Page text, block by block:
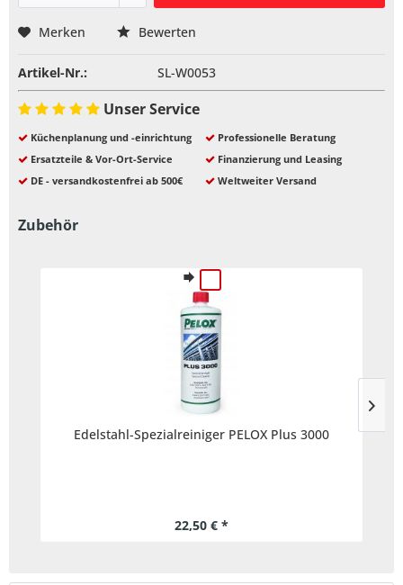
Merken Bewerten
Artikel-Nr.: SL-W0053
Unser Service
Küchenplanung und -einrichtung
Professionelle Beratung
Ersatzteile & Vor-Ort-Service
Finanzierung und Leasing
DE - versandkostenfrei ab 500€
Weltweiter Versand
Zubehör
Edelstahl-Spezialreiniger PELOX Plus 3000
22,50 € *